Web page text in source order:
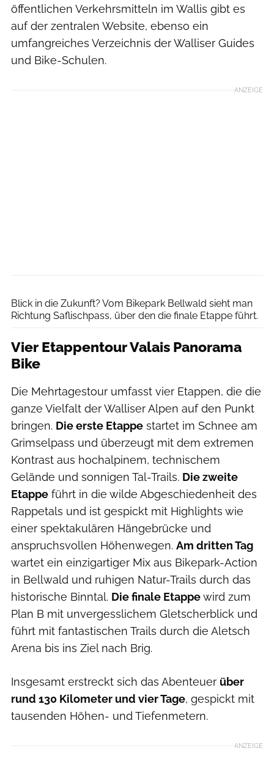
öffentlichen Verkehrsmitteln im Wallis gibt es
auf der zentralen Website, ebenso ein
umfangreiches Verzeichnis der Walliser Guides
und Bike-Schulen.
ANZEIGE
Blick in die Zukunft? Vom Bikepark Bellwald sieht man
Richtung Saflischpass, über den die finale Etappe führt.
Vier Etappentour Valais Panorama
Bike
Die Mehrtagestour umfasst vier Etappen, die die
ganze Vielfalt der Walliser Alpen auf den Punkt
bringen. Die erste Etappe startet im Schnee am
Grimselpass und überzeugt mit dem extremen
Kontrast aus hochalpinem, technischem
Gelände und sonnigen Tal-Trails. Die zweite
Etappe führt in die wilde Abgeschiedenheit des
Rappetals und ist gespickt mit Highlights wie
einer spektakulären Hängebrücke und
anspruchsvollen Höhenwegen. Am dritten Tag
wartet ein einzigartiger Mix aus Bikepark-Action
in Bellwald und ruhigen Natur-Trails durch das
historische Binntal. Die finale Etappewird zum
Plan B mit unvergesslichem Gletscherblick und
führt mit fantastischen Trails durch die Aletsch
Arena bis ins Ziel nach Brig.
Insgesamt erstreckt sich das Abenteuer über
rund 130 Kilometer und vier Tage, gespickt mit
tausenden Höhen- und Tiefenmetern.
ANZEIGE